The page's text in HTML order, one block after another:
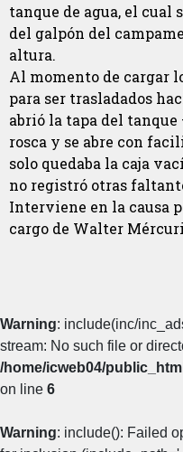
tanque de agua, el cual
del galpón del
altura.
Al momento de cargar
para ser trasladados
abrió la tapa del tanque
rosca y se abre con
solo quedaba la caja
no registró otras
Interviene en la causa
cargo de Walter Mércuri
Warning: include(inc/
stream: No such file or
/home/icweb04/
on line 6
Warning: include(): Failed